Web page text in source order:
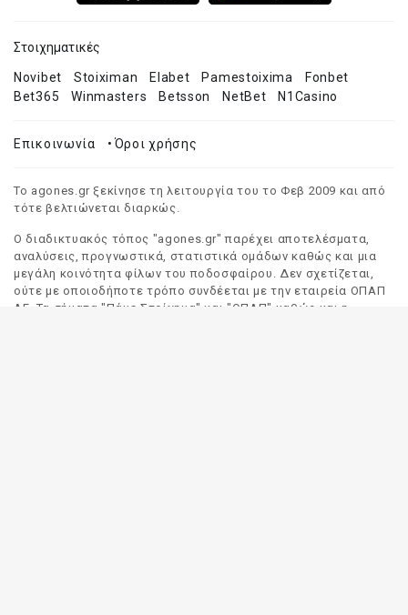
Στοιχηματικές
Novibet Stoiximan Elabet Pamestoixima
Fonbet
Bet365
Winmasters Betsson NetBet N1Casino
Επικοινωνία •Όροι χρήσης
Το agones.gr ξεκίνησε τη λειτουργία του το Φεβ 2009 και από
τότε βελτιώνεται διαρκώς.
Ο διαδικτυακός τόπος "agones.gr" παρέχει αποτελέσματα,
αναλύσεις, προγνωστικά, στατιστικά ομάδων καθώς και μια
μεγάλη κοινότητα φίλων του ποδοσφαίρου. Δεν σχετίζεται,
ούτε με οποιοδήποτε τρόπο συνδέεται με την εταιρεία ΟΠΑΠ
ΑΕ. Τα σήματα "Πάμε Στοίχημα" και "ΟΠΑΠ" καθώς και η